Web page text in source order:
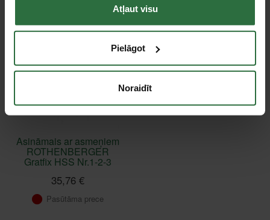
Atļaut visu
Pielāgot
Noraidīt
Asināmais ar asmeņiem
ROTHENBERGER
Gratfix HSS Nr.1-2-3
35,76 €
Pasūtāma prece